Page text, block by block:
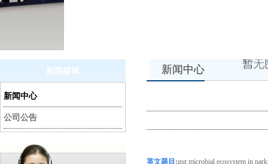
新闻媒体
新闻中心
公司公告
新闻中心
英文题目 :gut microbial ecosystem in